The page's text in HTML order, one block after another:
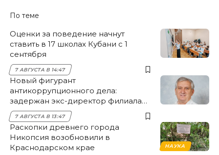
По теме
Оценки за поведение начнут
ставить в 17 школах Кубани с 1
сентября
7 АВГУСТА В 14:47
Новый фигурант
антикоррупционного дела:
задержан экс-директор филиала
НЭСК Крымска
7 АВГУСТА В 13:47
НАУКА
Раскопки древнего города
Никопсия возобновили в
Краснодарском крае